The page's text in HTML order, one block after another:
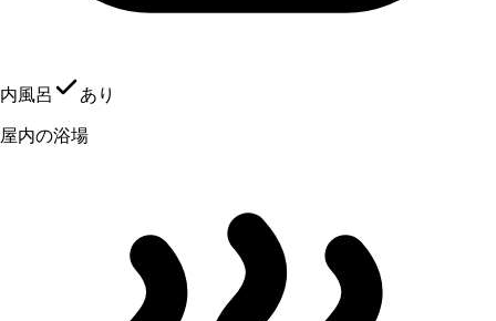
内風呂 あり
屋内の浴場